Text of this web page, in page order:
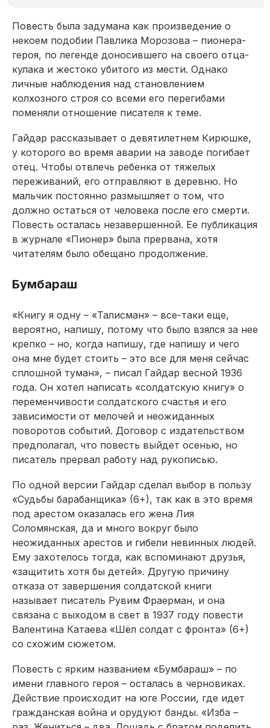
Повесть была задумана как произведение о
некоем подобии Павлика Морозова – пионера-
героя, по легенде доносившего на своего отца-
кулака и жестоко убитого из мести. Однако
личные наблюдения над становлением
колхозного строя со всеми его перегибами
поменяли отношение писателя к теме.
Гайдар рассказывает о девятилетнем Кирюшке,
у которого во время аварии на заводе погибает
отец. Чтобы отвлечь ребенка от тяжелых
переживаний, его отправляют в деревню. Но
мальчик постоянно размышляет о том, что
должно остаться от человека после его смерти.
Повесть осталась незавершенной. Ее публикация
в журнале «Пионер» была прервана, хотя
читателям было обещано продолжение.
Бумбараш
«Книгу я одну – «Талисман» – все-таки еще,
вероятно, напишу, потому что было взялся за нее
крепко – но, когда напишу, где напишу и чего
она мне будет стоить – это все для меня сейчас
сплошной туман», – писал Гайдар весной 1936
года. Он хотел написать «солдатскую книгу» о
переменчивости солдатского счастья и его
зависимости от мелочей и неожиданных
поворотов событий. Договор с издательством
предполагал, что повесть выйдет осенью, но
писатель прервал работу над рукописью.
По одной версии Гайдар сделал выбор в пользу
«Судьбы барабанщика» (6+), так как в это время
под арестом оказалась его жена Лия
Соломянская, да и много вокруг было
неожиданных арестов и гибели невинных людей.
Ему захотелось тогда, как вспоминают друзья,
«защитить хотя бы детей». Другую причину
отказа от завершения солдатской книги
называет писатель Рувим Фраерман, и она
связана с выходом в свет в 1937 году повести
Валентина Катаева «Шёл солдат с фронта» (6+)
со схожим сюжетом.
Повесть с ярким названием «Бумбараш» – по
имени главного героя – осталась в черновиках.
Действие происходит на юге России, где идет
гражданская война и орудуют банды. «Изба –